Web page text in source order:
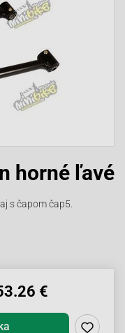
horné ľavé
s čapom čap5.
€